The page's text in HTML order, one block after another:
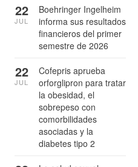
Boehringer Ingelheim
informa sus resultados
financieros del primer
semestre de 2026
22
JUL
Cofepris aprueba
orforglipron para tratar
la obesidad, el
sobrepeso con
comorbilidades
asociadas y la
diabetes tipo 2
22
JUL